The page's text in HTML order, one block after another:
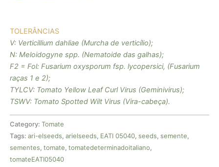
TOLERÂNCIAS
V: Verticillium dahliae (Murcha de verticílio);
N: Meloidogyne spp. (Nematoide das galhas);
F2 = Fol: Fusarium oxysporum fsp. lycopersici, (Fusarium
raças 1 e 2);
TYLCV: Tomato Yellow Leaf Curl Virus (Geminivirus);
TSWV: Tomato Spotted Wilt Virus (Vira-cabeça).
Category: Tomate
Tags: ari-elseeds, arielseeds, EATI 05040, seeds, semente,
sementes, tomate, tomatedeterminadoitaliano,
tomateEATI05040